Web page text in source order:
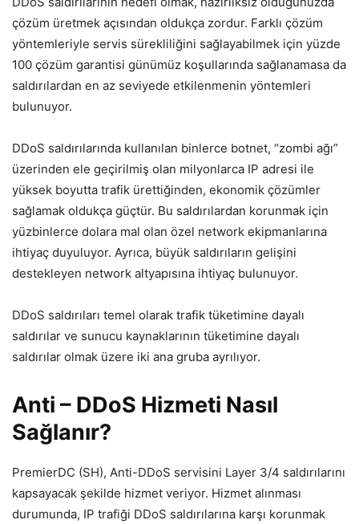
çözüm üretmek açısından oldukça zordur. Farklı çözüm
yöntemleriyle servis sürekliliğini sağlayabilmek için yüzde
100 çözüm garantisi günümüz koşullarında sağlanamasa da
saldırılardan en az seviyede etkilenmenin yöntemleri
bulunuyor.
DDoS saldırılarında kullanılan binlerce botnet, “zombi ağı”
üzerinden ele geçirilmiş olan milyonlarca IP adresi ile
yüksek boyutta trafik ürettiğinden, ekonomik çözümler
sağlamak oldukça güçtür. Bu saldırılardan korunmak için
yüzbinlerce dolara mal olan özel network ekipmanlarına
ihtiyaç duyuluyor. Ayrıca, büyük saldırıların gelişini
destekleyen network altyapısına ihtiyaç bulunuyor.
DDoS saldırıları temel olarak trafik tüketimine dayalı
saldırılar ve sunucu kaynaklarının tüketimine dayalı
saldırılar olmak üzere iki ana gruba ayrılıyor.
Anti – DDoS Hizmeti Nasıl
Sağlanır?
PremierDC (SH), Anti-DDoS servisini Layer 3/4 saldırılarını
kapsayacak şekilde hizmet veriyor. Hizmet alınması
durumunda, IP trafiği DDoS saldırılarına karşı korunmak